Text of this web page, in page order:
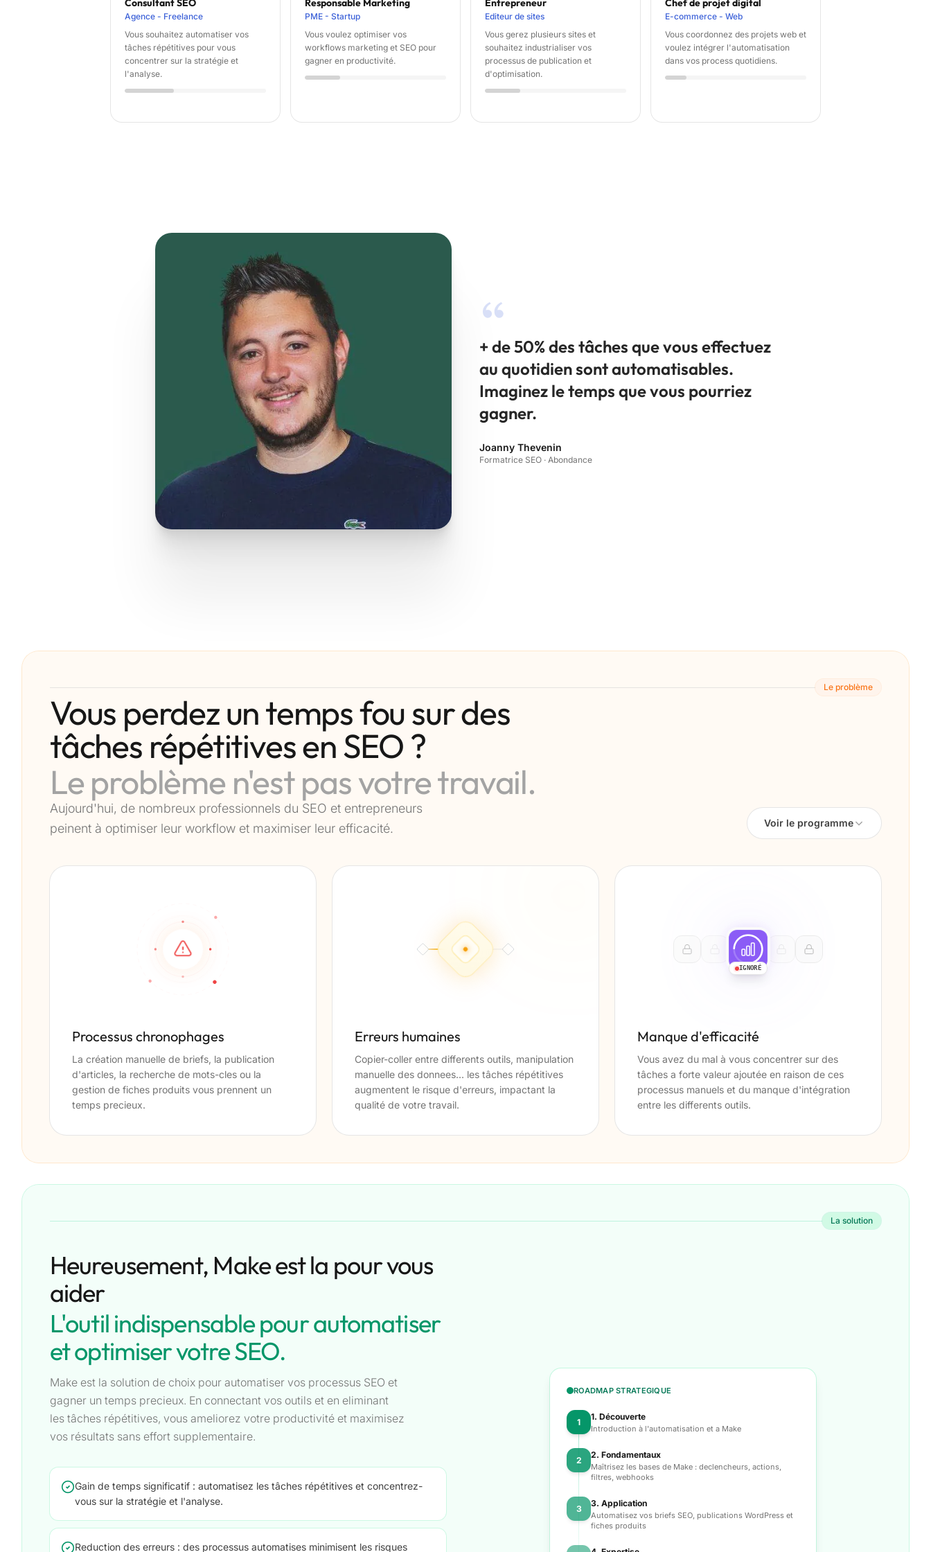
Consultant SEO
Agence - Freelance
Vous souhaitez automatiser vos
tâches répétitives pour vous
concentrer sur la stratégie et
l'analyse.
Responsable Marketing
PME - Startup
Vous voulez optimiser vos
workflows marketing et SEO pour
gagner en productivité.
Entrepreneur
Editeur de sites
Vous gerez plusieurs sites et
souhaitez industrialiser vos
processus de publication et
d'optimisation.
Chef de projet digital
E-commerce - Web
Vous coordonnez des projets web et
voulez intégrer l'automatisation
dans vos process quotidiens.
+ de 50% des tâches que vous effectuez
au quotidien sont automatisables.
Imaginez le temps que vous pourriez
gagner.
Joanny Thevenin
Formatrice SEO · Abondance
Le problème
Vous perdez un temps fou sur des
tâches répétitives en SEO ?
Le problème n'est pas votre travail.
Aujourd'hui, de nombreux professionnels du SEO et entrepreneurs
peinent à optimiser leur workflow et maximiser leur efficacité.
Voir le programme
Processus chronophages
La création manuelle de briefs, la publication
d'articles, la recherche de mots-cles ou la
gestion de fiches produits vous prennent un
temps precieux.
Erreurs humaines
Copier-coller entre differents outils, manipulation
manuelle des donnees... les tâches répétitives
augmentent le risque d'erreurs, impactant la
qualité de votre travail.
IGNORÉ
Manque d'efficacité
Vous avez du mal à vous concentrer sur des
tâches a forte valeur ajoutée en raison de ces
processus manuels et du manque d'intégration
entre les differents outils.
La solution
Heureusement, Make est la pour vous
aider
L'outil indispensable pour automatiser
et optimiser votre SEO.
Make est la solution de choix pour automatiser vos processus SEO et
gagner un temps precieux. En connectant vos outils et en eliminant
les tâches répétitives, vous ameliorez votre productivité et maximisez
vos résultats sans effort supplementaire.
Gain de temps significatif : automatisez les tâches répétitives et concentrez-
vous sur la stratégie et l'analyse.
Reduction des erreurs : des processus automatises minimisent les risques
ROADMAP STRATEGIQUE
1 1. Découverte
Introduction à l'automatisation et a Make
2 2. Fondamentaux
Maîtrisez les bases de Make : declencheurs, actions,
filtres, webhooks
3 3. Application
Automatisez vos briefs SEO, publications WordPress et
fiches produits